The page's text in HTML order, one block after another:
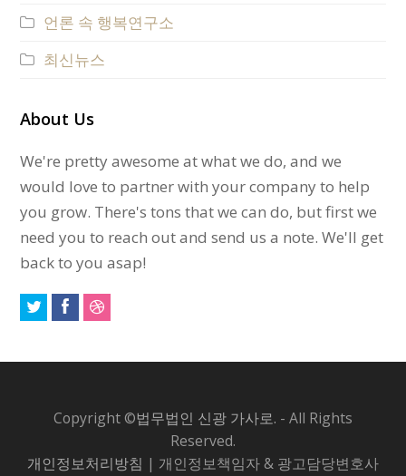
언론 속 행복연구소
최신뉴스
About Us
We're pretty awesome at what we do, and we
would love to partner with your company to help
you grow. There's tons that we can do, but first we
need you to reach out and send us a note. We'll get
back to you asap!
Copyright ©법무법인 신광 가사로. - All Rights
Reserved.
개인정보처리방침 | 개인정보책임자 & 광고담당변호사